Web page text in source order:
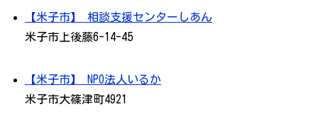
【米子市】 相談支援センターしあん
米子市上後藤6-14-45
【米子市】 NPO法人いるか
米子市大篠津町4921